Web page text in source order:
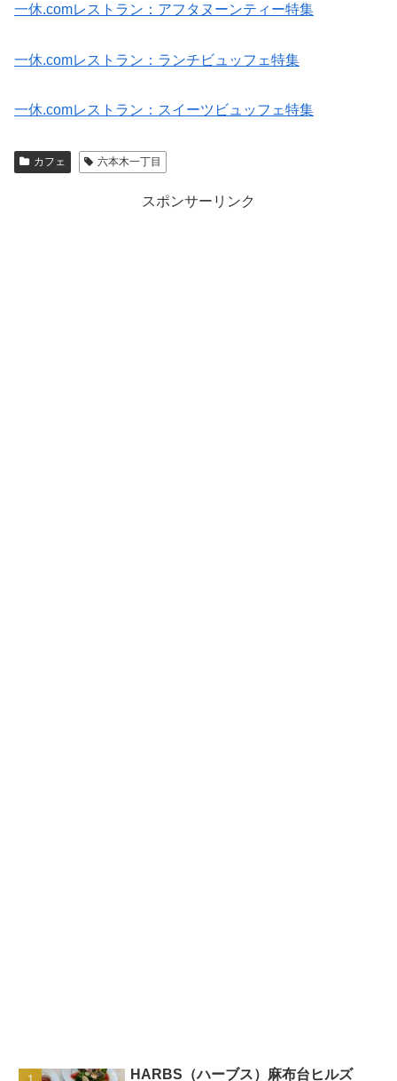
一休.comレストラン：アフタヌーンティー特集
一休.comレストラン：ランチビュッフェ特集
一休.comレストラン：スイーツビュッフェ特集
カフェ 六本木一丁目
スポンサーリンク
HARBS（ハーブス）麻布台ヒルズ